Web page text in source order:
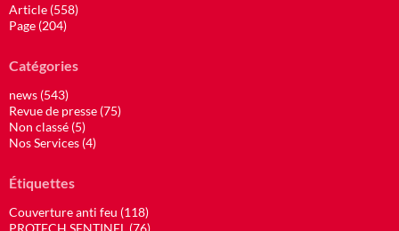
Article (558)
Page (204)
Catégories
news (543)
Revue de presse (75)
Non classé (5)
Nos Services (4)
Étiquettes
Couverture anti feu (118)
PROTECH SENTINEL (76)